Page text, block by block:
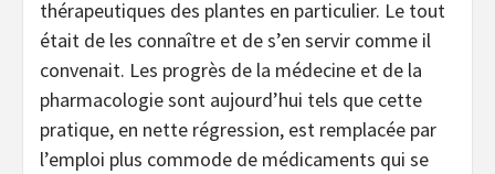
thérapeutiques des plantes en particulier. Le tout
était de les connaître et de s’en servir comme il
convenait. Les progrès de la médecine et de la
pharmacologie sont aujourd’hui tels que cette
pratique, en nette régression, est remplacée par
l’emploi plus commode de médicaments qui se